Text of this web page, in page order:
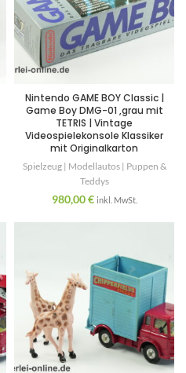
Nintendo GAME BOY Classic |
Game Boy DMG-01 ,grau mit
TETRIS | Vintage
Videospielekonsole Klassiker
mit Originalkarton
Spielzeug | Modellautos | Puppen &
Teddys
980,00€ inkl. MwSt.